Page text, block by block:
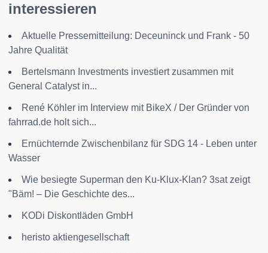
interessieren
Aktuelle Pressemitteilung: Deceuninck und Frank - 50
Jahre Qualität
Bertelsmann Investments investiert zusammen mit
General Catalyst in...
René Köhler im Interview mit BikeX / Der Gründer von
fahrrad.de holt sich...
Ernüchternde Zwischenbilanz für SDG 14 - Leben unter
Wasser
Wie besiegte Superman den Ku-Klux-Klan? 3sat zeigt
"Bäm! – Die Geschichte des...
KODi Diskontläden GmbH
heristo aktiengesellschaft